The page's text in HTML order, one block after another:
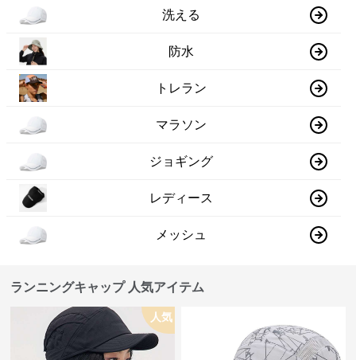
洗える
防水
トレラン
マラソン
ジョギング
レディース
メッシュ
ランニングキャップ 人気アイテム
人気